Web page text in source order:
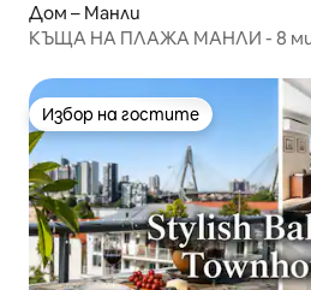
Дом – Манли
КЪЩА НА ПЛАЖА МАНЛИ - 8
Избор на гостите
Избор на гостите